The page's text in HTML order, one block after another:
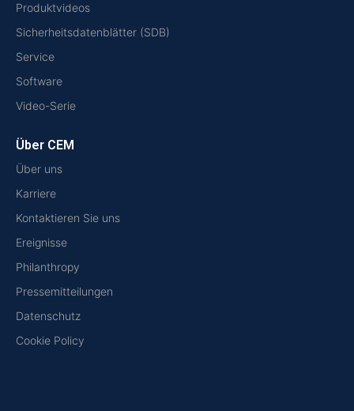
Produktvideos
Sicherheitsdatenblätter (SDB)
Service
Software
Video-Serie
Über CEM
Über uns
Karriere
Kontaktieren Sie uns
Ereignisse
Philanthropy
Pressemitteilungen
Datenschutz
Cookie Policy